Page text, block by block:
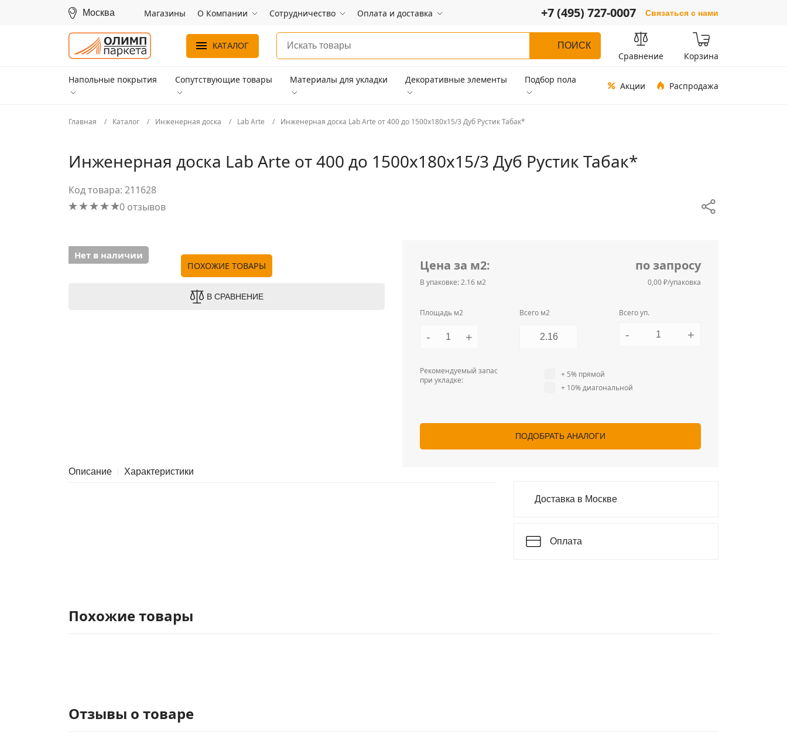
Москва Магазины О Компании Сотрудничество Оплата и доставка +7 (495) 727-0007 Связаться с нами
КАТАЛОГ ПОИСК
Сравнение Корзина
Напольные покрытия Сопутствующие товары Материалы для укладки Декоративные элементы Подбор пола
Акции Распродажа
Главная Каталог Инженерная доска Lab Arte Инженерная доска Lab Arte от 400 до 1500х180х15/3 Дуб Рустик Табак*
Инженерная доска Lab Arte от 400 до 1500х180х15/3 Дуб Рустик Табак*
Код товара: 211628
0 отзывов
Нет в наличии
ПОХОЖИЕ ТОВАРЫ
В СРАВНЕНИЕ
Цена за м2: по запросу
В упаковке: 2.16 м2 0,00 ₽/упаковка
Площадь м2
- +
Всего м2 Всего уп.
- +
Рекомендуемый запас
при укладке:
+ 5% прямой
+ 10% диагональной
ПОДОБРАТЬ АНАЛОГИ
Описание Характеристики
Доставка в Москве
Оплата
Похожие товары
Отзывы о товаре